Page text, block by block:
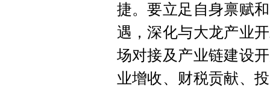
捷。要立足自身禀赋
遇，深化与大龙产业
场对接及产业链建设
业增收、财税贡献、